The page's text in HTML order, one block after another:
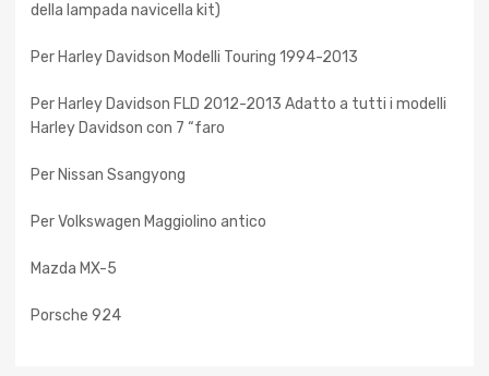
della lampada navicella kit)
Per Harley Davidson Modelli Touring 1994-2013
Per Harley Davidson FLD 2012-2013 Adatto a tutti i modelli
Harley Davidson con 7 “faro
Per Nissan Ssangyong
Per Volkswagen Maggiolino antico
Mazda MX-5
Porsche 924